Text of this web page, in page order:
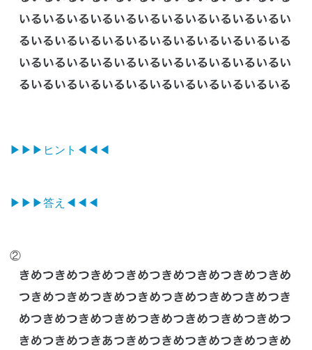
▶︎▶︎▶︎ヒント◀︎◀︎◀︎
▶▶︎▶︎答え◀︎◀︎◀︎
②